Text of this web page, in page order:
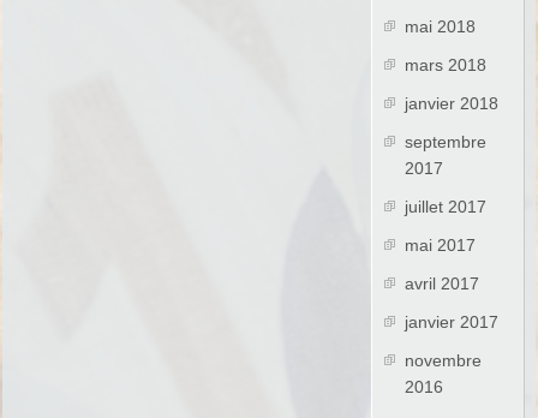
mai 2018
mars 2018
janvier 2018
septembre
2017
juillet 2017
mai 2017
avril 2017
janvier 2017
novembre
2016